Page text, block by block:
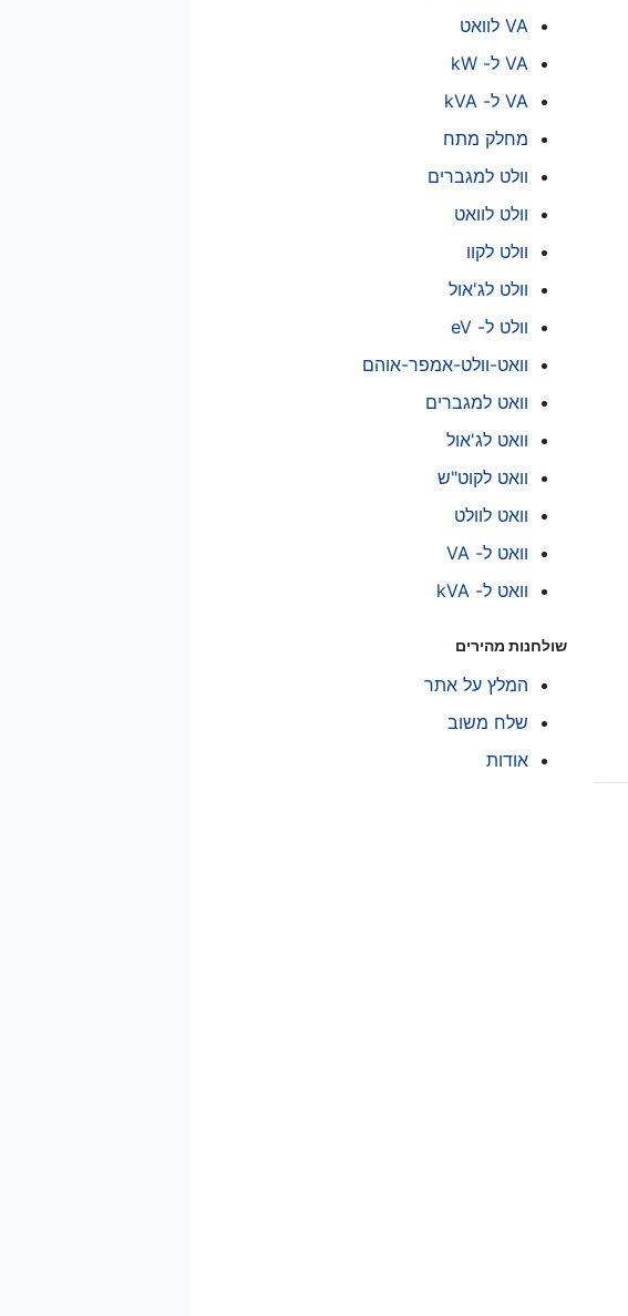
VA לוואט
VA ל- kW
VA ל- kVA
מחלק מתח
וולט למגברים
וולט לוואט
וולט לקוו
וולט לג'אול
וולט ל- eV
וואט-וולט-אמפר-אוהם
וואט למגברים
וואט לג'אול
וואט לקוט"ש
וואט לוולט
וואט ל- VA
וואט ל- kVA
שולחנות מהירים
המלץ על אתר
שלח משוב
אודות